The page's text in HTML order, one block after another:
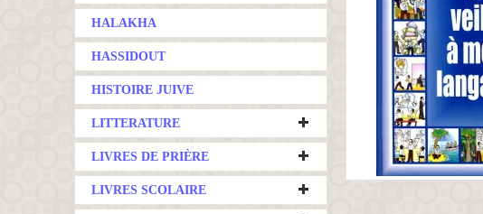
HALAKHA
HASSIDOUT
HISTOIRE JUIVE
LITTERATURE
LIVRES DE PRIÈRE
LIVRES SCOLAIRE